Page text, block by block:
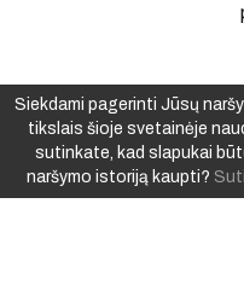
Siekdami pagerinti Jūsų
tikslais šioje svetainėje
sutinkate, kad slapukai
naršymo istoriją kaupti?